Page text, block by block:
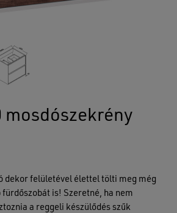
mosdószekrény
dekor felületével élettel tölti meg még
is! Szeretné, ha nem
a reggeli készülődés szűk